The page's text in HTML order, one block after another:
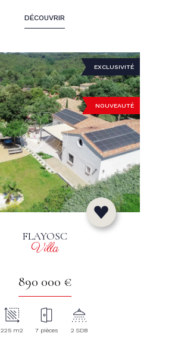
DÉCOUVRIR
EXCLUSIVITÉ
NOUVEAUTÉ
FLAYOSC
Villa
890 000 €
225 m2 7 pièces 2 SDB